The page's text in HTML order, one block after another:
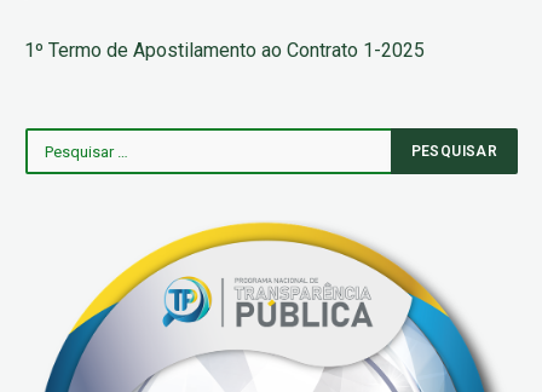
1º Termo de Apostilamento ao Contrato 1-2025